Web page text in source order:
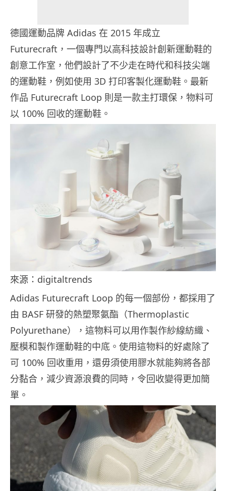
德國運動品牌 Adidas 在 2015 年成立
Futurecraft，一個專門以高科技設計創新運動鞋的
創意工作室，他們設計了不少走在時代和科技尖端
的運動鞋，例如使用 3D 打印客製化運動鞋。最新
作品 Futurecraft Loop 則是一款主打環保，物料可
以 100% 回收的運動鞋。
來源：digitaltrends
Adidas Futurecraft Loop 的每一個部份，都採用了
由 BASF 研發的熱塑聚氨酯（Thermoplastic
Polyurethane），這物料可以用作製作紗線紡織、
壓模和製作運動鞋的中底。使用這物料的好處除了
可 100% 回收重用，還毋須使用膠水就能夠將各部
分黏合，減少資源浪費的同時，令回收變得更加簡
單。